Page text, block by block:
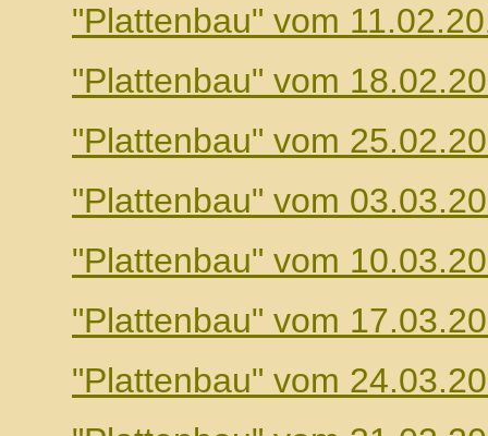
"Plattenbau" vom
"Plattenbau" vom
"Plattenbau" vom
"Plattenbau" vom
"Plattenbau" vom
"Plattenbau" vom
"Plattenbau" vom